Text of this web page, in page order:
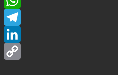
WhatsApp
Telegram
LinkedIn